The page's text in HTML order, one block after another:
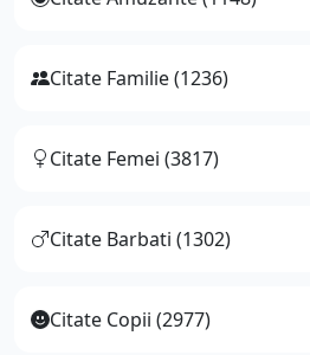
Citate Familie (1236)
Citate Femei (3817)
Citate Barbati (1302)
Citate Copii (2977)